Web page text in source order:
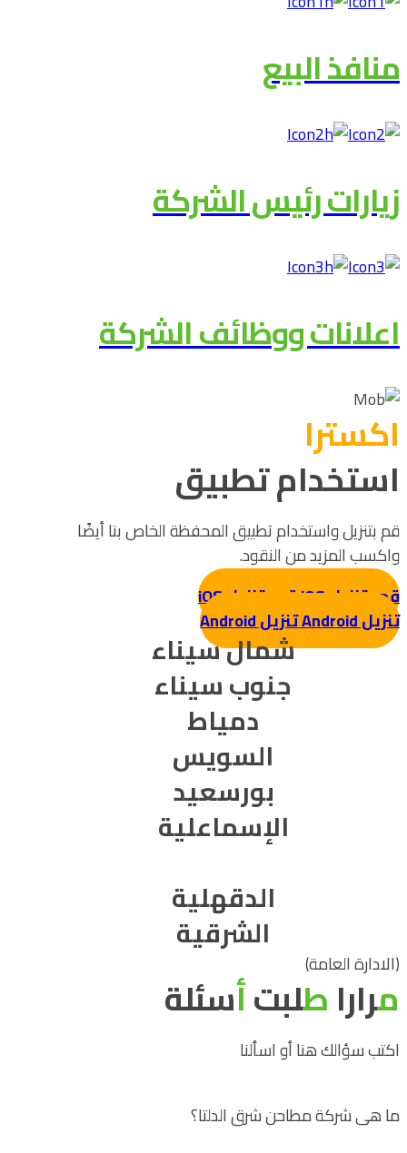
منافذ البيع
زيارات رئيس الشركة
اعلانات ووظائف الشركة
اکسترا
استخدام تطبيق
قم بتنزيل واستخدام تطبيق المحفظة الخاص بنا أيضًا
واكسب المزيد من النقود.
قم بتنزيل iOS
قم بتنزيل iOS
تنزيل Android
تنزيل Android
شمال سيناء
جنوب سيناء
دمياط
السويس
بورسعيد
الإسماعلية
الدقهلية
الشرقية
(الادارة العامة)
مراراطلبتأسئلة
اكتب سؤالك هنا أو اسألنا
ما هى شركة مطاحن شرق الدلتا؟